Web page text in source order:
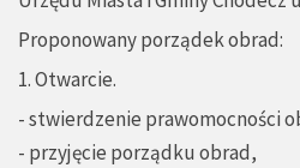
Proponowany porządek obrad:
1. Otwarcie.
- stwierdzenie prawomocności
- przyjęcie porządku obrad,